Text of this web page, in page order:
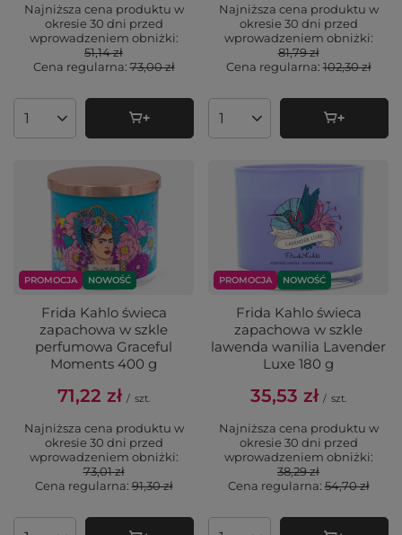
Najniższa cena produktu w
okresie 30 dni przed
wprowadzeniem obniżki:
51,14 zł
Cena regularna:73,00 zł
Ilość produktów
Najniższa cena produktu w
okresie 30 dni przed
wprowadzeniem obniżki:
81,79 zł
Cena regularna:102,30 zł
Ilość produktów
PROMOCJA NOWOŚĆ
Frida Kahlo świeca
zapachowa w szkle
perfumowa Graceful
Moments 400 g
71,22 zł / szt.
Najniższa cena produktu w
okresie 30 dni przed
wprowadzeniem obniżki:
73,01 zł
Cena regularna:91,30 zł
PROMOCJA NOWOŚĆ
Frida Kahlo świeca
zapachowa w szkle
lawenda wanilia Lavender
Luxe 180 g
35,53 zł / szt.
Najniższa cena produktu w
okresie 30 dni przed
wprowadzeniem obniżki:
38,29 zł
Cena regularna:54,70 zł